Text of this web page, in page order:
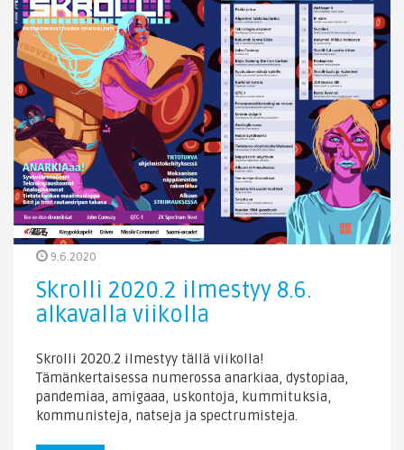
9.6.2020
Skrolli 2020.2 ilmestyy 8.6.
alkavalla viikolla
Skrolli 2020.2 ilmestyy tällä viikolla!
Tämänkertaisessa numerossa anarkiaa, dystopiaa,
pandemiaa, amigaaa, uskontoja, kummituksia,
kommunisteja, natseja ja spectrumisteja.